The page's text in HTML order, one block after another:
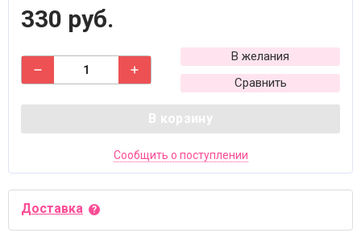
330 руб.
В желания
Сравнить
В корзину
Сообщить о поступлении
Доставка